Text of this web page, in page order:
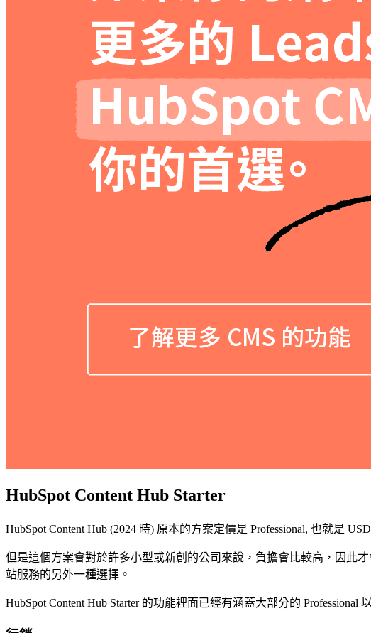
HubSpot Content Hub Starter
HubSpot Content Hub (2024 時) 原本的方案定價是 Professional, 也就是
但是這個方案會對於許多小型或新創的公司來說，負擔會比較高，因此才
站服務的另外一種選擇。
HubSpot Content Hub Starter 的功能裡面已經有涵蓋大部分的 Professional